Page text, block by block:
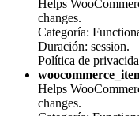
Helps
changes.
Categoría:
Duración: session.
Política de
Helps
changes.